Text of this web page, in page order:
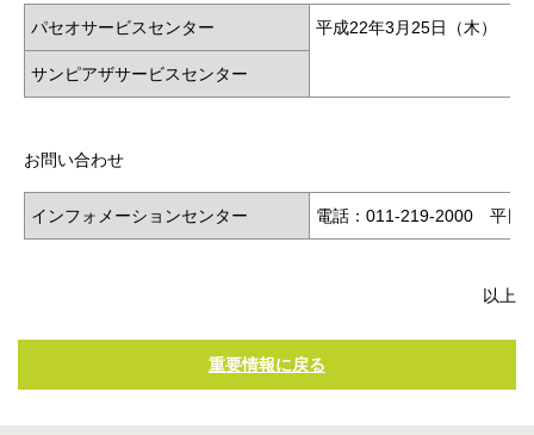
パセオサービスセンター 平成22年3月25日（木）
サンピアザサービスセンター
お問い合わせ
インフォメーションセンター 電話：011-219-2000 平日
以上
重要情報に戻る